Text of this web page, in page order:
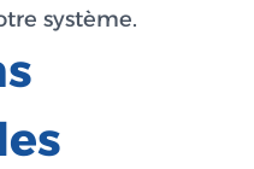
système.